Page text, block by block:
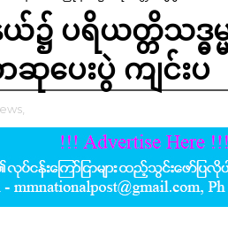
၌ ပရိယတ္တိသဒ္ဓ
ပေးပွဲ ကျင်းပ